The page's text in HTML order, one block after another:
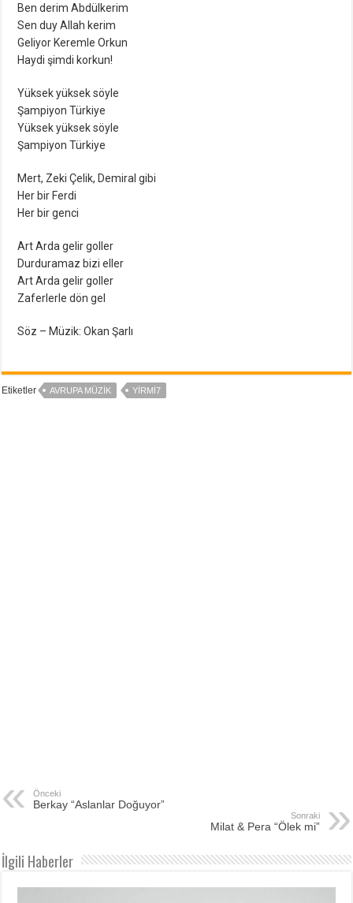
Ben derim Abdülkerim
Sen duy Allah kerim
Geliyor Keremle Orkun
Haydi şimdi korkun!
Yüksek yüksek söyle
Şampiyon Türkiye
Yüksek yüksek söyle
Şampiyon Türkiye
Mert, Zeki Çelik, Demiral gibi
Her bir Ferdi
Her bir genci
Art Arda gelir goller
Durduramaz bizi eller
Art Arda gelir goller
Zaferlerle dön gel
Söz – Müzik: Okan Şarlı
Etiketler AVRUPA MÜZIK YIRMI7
Önceki
Berkay “Aslanlar Doğuyor”
Sonraki
Milat & Pera “Ölek mi”
İlgili Haberler